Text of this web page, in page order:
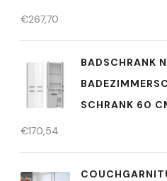
€267,70
BADSCHRANK
SCHRANK 60
€170,54